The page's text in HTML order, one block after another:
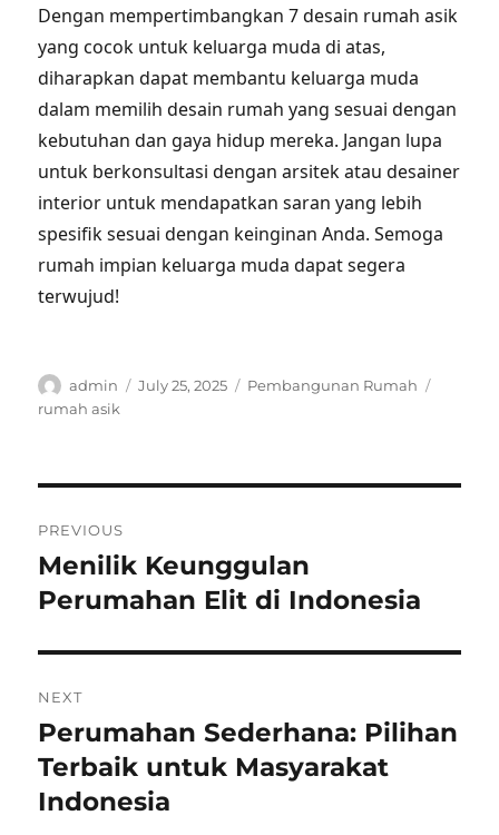
Dengan mempertimbangkan 7 desain rumah asik
yang cocok untuk keluarga muda di atas,
diharapkan dapat membantu keluarga muda
dalam memilih desain rumah yang sesuai dengan
kebutuhan dan gaya hidup mereka. Jangan lupa
untuk berkonsultasi dengan arsitek atau desainer
interior untuk mendapatkan saran yang lebih
spesifik sesuai dengan keinginan Anda. Semoga
rumah impian keluarga muda dapat segera
terwujud!
Author
admin
Posted
July 25, 2025 Categories
Pembangunan Rumah
rumah asik
navigation
PREVIOUS
Previous
post:
Menilik Keunggulan
Perumahan Elit di Indonesia
NEXT
Next
post:
Perumahan Sederhana: Pilihan
Terbaik untuk Masyarakat
Indonesia